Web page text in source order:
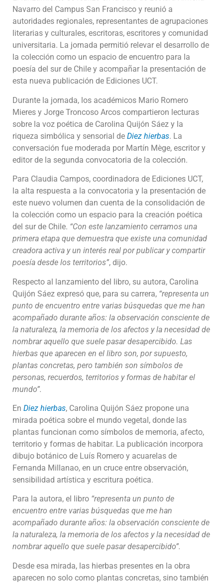
Navarro del Campus San Francisco y reunió a
autoridades regionales, representantes de agrupaciones
literarias y culturales, escritoras, escritores y comunidad
universitaria. La jornada permitió relevar el desarrollo de
la colección como un espacio de encuentro para la
poesía del sur de Chile y acompañar la presentación de
esta nueva publicación de Ediciones UCT.
Durante la jornada, los académicos Mario Romero
Mieres y Jorge Troncoso Arcos compartieron lecturas
sobre la voz poética de Carolina Quijón Sáez y la
riqueza simbólica y sensorial de Diez hierbas. La
conversación fue moderada por Martín Mège, escritor y
editor de la segunda convocatoria de la colección.
Para Claudia Campos, coordinadora de Ediciones UCT,
la alta respuesta a la convocatoria y la presentación de
este nuevo volumen dan cuenta de la consolidación de
la colección como un espacio para la creación poética
del sur de Chile. “Con este lanzamiento cerramos una
primera etapa que demuestra que existe una comunidad
creadora activa y un interés real por publicar y compartir
poesía desde los territorios”, dijo.
Respecto al lanzamiento del libro, su autora, Carolina
Quijón Sáez expresó que, para su carrera, “representa un
punto de encuentro entre varias búsquedas que me han
acompañado durante años: la observación consciente de
la naturaleza, la memoria de los afectos y la necesidad de
nombrar aquello que suele pasar desapercibido. Las
hierbas que aparecen en el libro son, por supuesto,
plantas concretas, pero también son símbolos de
personas, recuerdos, territorios y formas de habitar el
mundo”.
En Diez hierbas, Carolina Quijón Sáez propone una
mirada poética sobre el mundo vegetal, donde las
plantas funcionan como símbolos de memoria, afecto,
territorio y formas de habitar. La publicación incorpora
dibujo botánico de Luís Romero y acuarelas de
Fernanda Millanao, en un cruce entre observación,
sensibilidad artística y escritura poética.
Para la autora, el libro “representa un punto de
encuentro entre varias búsquedas que me han
acompañado durante años: la observación consciente de
la naturaleza, la memoria de los afectos y la necesidad de
nombrar aquello que suele pasar desapercibido”.
Desde esa mirada, las hierbas presentes en la obra
aparecen no solo como plantas concretas, sino también